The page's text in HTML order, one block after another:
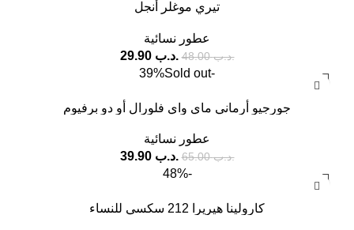
تيري موغلر أنجل
عطور نسائية
.د.ب48.00 .د.ب 29.90
-39%
Sold out
جورجيو أرماني ماي واي فلورال أو دو برفيوم
عطور نسائية
.د.ب65.00 .د.ب 39.90
-48%
كارولينا هيريرا 212 سكسي للنساء